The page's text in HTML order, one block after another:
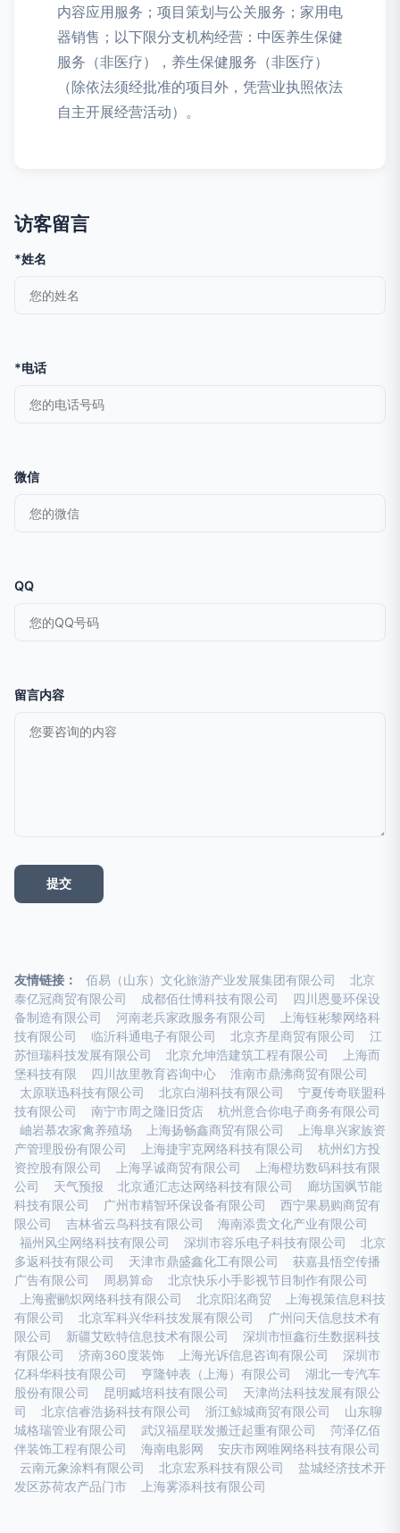
内容应用服务；项目策划与公关服务；家用电
器销售；以下限分支机构经营：中医养生保健
服务（非医疗），养生保健服务（非医疗）
（除依法须经批准的项目外，凭营业执照依法
自主开展经营活动）。
访客留言
*姓名
*电话
微信
QQ
留言内容
友情链接： 佰易（山东）文化旅游产业发展集团有限公司
北京
泰亿冠商贸有限公司
成都佰仕博科技有限公司
四川恩曼环保设
备制造有限公司
河南老兵家政服务有限公司
上海钰彬黎网络科
技有限公司
临沂科通电子有限公司 北京齐星商贸有限公司
江
苏恒瑞科技发展有限公司
北京允坤浩建筑工程有限公司
上海而
堡科技有限
四川故里教育咨询中心
淮南市鼎沸商贸有限公司
太原联迅科技有限公司
北京白湖科技有限公司
宁夏传奇联盟科
技有限公司
南宁市周之隆旧货店
杭州意合你电子商务有限公司
岫岩慕农家禽养殖场
上海扬畅鑫商贸有限公司
上海阜兴家族资
产管理股份有限公司
上海捷宇克网络科技有限公司
杭州幻方投
资控股有限公司
上海孚诚商贸有限公司
上海橙坊数码科技有限
公司
天气预报 北京通汇志达网络科技有限公司
廊坊国飒节能
科技有限公司
广州市精智环保设备有限公司
西宁果易购商贸有
限公司
吉林省云鸟科技有限公司
海南添贵文化产业有限公司
福州风尘网络科技有限公司
深圳市容乐电子科技有限公司
北京
多返科技有限公司
天津市鼎盛鑫化工有限公司
获嘉县悟空传播
广告有限公司
周易算命
北京快乐小手影视节目制作有限公司
上海蜜鹂炽网络科技有限公司
北京阳洺商贸
上海视策信息科技
有限公司
北京军科兴华科技发展有限公司
广州问天信息技术有
限公司
新疆艾欧特信息技术有限公司
深圳市恒鑫衍生数据科技
有限公司
济南360度装饰 上海光诉信息咨询有限公司
深圳市
亿科华科技有限公司
亨隆钟表（上海）有限公司
湖北一专汽车
股份有限公司
昆明臧培科技有限公司
天津尚法科技发展有限公
司
北京信睿浩扬科技有限公司 浙江鲸城商贸有限公司
山东聊
城格瑞管业有限公司
武汉福星联发搬迁起重有限公司
菏泽亿佰
伴装饰工程有限公司
海南电影网
安庆市网唯网络科技有限公司
云南元象涂料有限公司
北京宏系科技有限公司
盐城经济技术开
发区苏荷农产品门市
上海雾添科技有限公司